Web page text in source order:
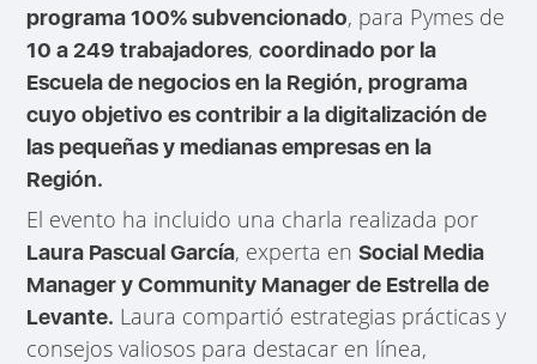
programa 100% subvencionado, para Pymes de
10 a 249 trabajadores,coordinado por la
Escuela de negocios en la Región, programa
cuyo objetivo es contribir a la digitalización de
las pequeñas y medianas empresas en la
Región.
El evento ha incluido una charla realizada por
Laura Pascual García, experta enSocial Media
Manager y Community Manager de Estrella de
Levante. Laura compartió estrategias prácticas y
consejos valiosos para destacar en línea,